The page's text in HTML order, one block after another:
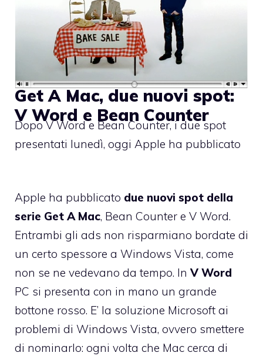
Dopo V Word e Bean Counter, i due spot
presentati lunedì, oggi Apple ha pubblicato
Get A Mac, due nuovi spot:
V Word e Bean Counter
Apple ha pubblicato due nuovi spot della
serie Get A Mac, Bean Counter e V Word.
Entrambi gli ads non risparmiano bordate di
un certo spessore a Windows Vista, come
non se ne vedevano da tempo. InV Word
PC si presenta con in mano un grande
bottone rosso. E’ la soluzione Microsoft ai
problemi di Windows Vista, ovvero smettere
di nominarlo: ogni volta che Mac cerca di